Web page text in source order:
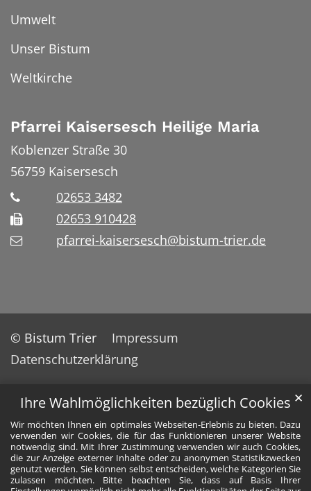
Ihre Wahlmöglichkeiten bezüglich Cookies
Wir möchten Ihnen ein optimales Webseiten-Erlebnis zu bieten. Dazu
verwenden wir Cookies, die für das Funktionieren unserer Website
notwendig sind. Mit Ihrer Zustimmung verwenden wir auch Cookies,
die zur Anzeige externer Inhalte oder zu anonymen Statistikzwecken
genutzt werden. Sie können selbst entscheiden, welche Kategorien Sie
zulassen möchten. Bitte beachten Sie, dass auf Basis Ihrer
✕
Umwelt
Unser Bistum
Weltkirche
Pfarrei Kaisersesch Heilige Maria
Koblenzer Straße 30
56759 Kaisersesch
02653 3482
02653 910428
pfarrei-kaisersesch@bistum-trier.de
© Bistum Trier
Impressum
Datenschutzerklärung